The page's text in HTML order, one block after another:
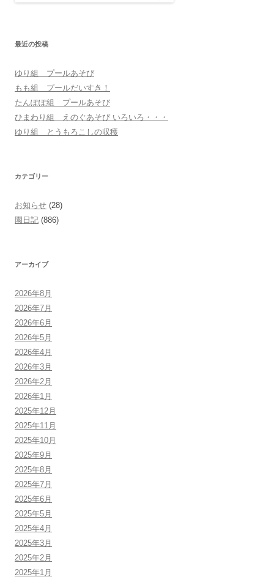
ゲ
シ
ン
最近の投稿
ゆり組 プールあそび
もも組 プールだいすき！
たんぽぽ組 プールあそび
ひまわり組 えのぐあそび いろいろ・・・
ゆり組 とうもろこしの収穫
カテゴリー
お知らせ (28)
園日記 (886)
アーカイブ
2026年8月
2026年7月
2026年6月
2026年5月
2026年4月
2026年3月
2026年2月
2026年1月
2025年12月
2025年11月
2025年10月
2025年9月
2025年8月
2025年7月
2025年6月
2025年5月
2025年4月
2025年3月
2025年2月
2025年1月